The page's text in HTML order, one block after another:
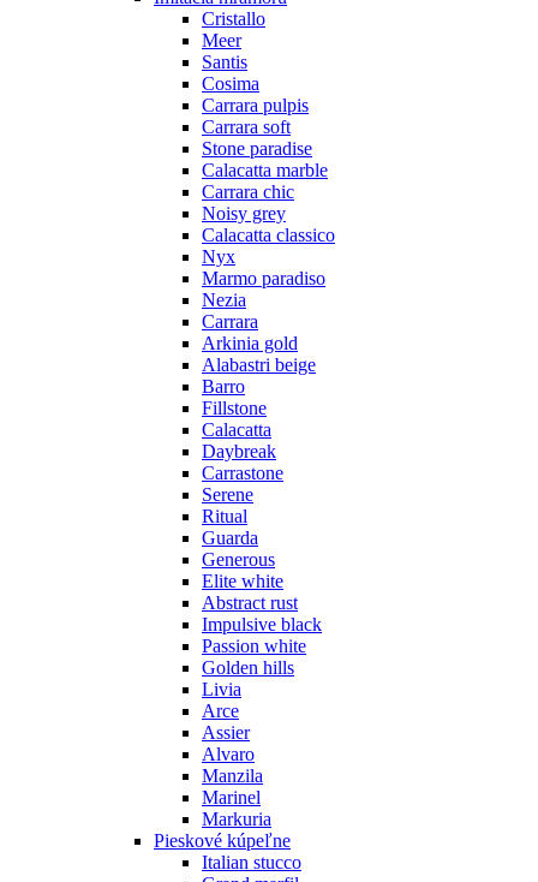
Cristallo
Meer
Santis
Cosima
Carrara pulpis
Carrara soft
Stone paradise
Calacatta marble
Carrara chic
Noisy grey
Calacatta classico
Nyx
Marmo paradiso
Nezia
Carrara
Arkinia gold
Alabastri beige
Barro
Fillstone
Calacatta
Daybreak
Carrastone
Serene
Ritual
Guarda
Generous
Elite white
Abstract rust
Impulsive black
Passion white
Golden hills
Livia
Arce
Assier
Alvaro
Manzila
Marinel
Markuria
Pieskové kúpeľne
Italian stucco